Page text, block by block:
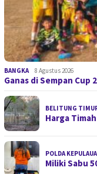
BANGKA 8 Agustus 2026
Ganas di Sempan Cup
BELITUNG
Harga
POLDA
Miliki Sabu